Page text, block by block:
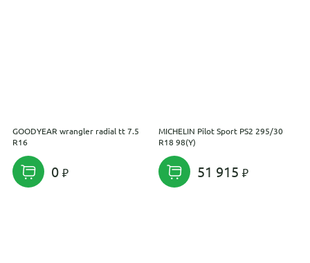
GOODYEAR wrangler radial tt 7.5
R16
0
MICHELIN Pilot Sport PS2 295/30
R18 98(Y)
51 915